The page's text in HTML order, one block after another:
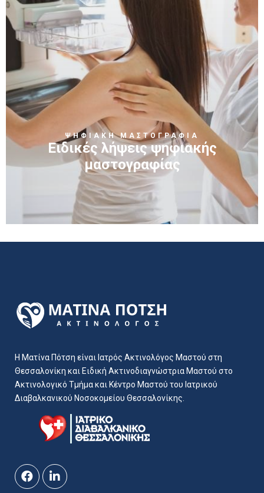
ΨΗΦΙΑΚΗ ΜΑΣΤΟΓΡΑΦΙΑ
Ειδικές λήψεις ψηφιακής
μαστογραφίας
Η Ματίνα Πότση είναι Ιατρός Ακτινολόγος Μαστού στη
Θεσσαλονίκη και Ειδική Ακτινοδιαγνώστρια Μαστού στο
Ακτινολογικό Τμήμα και Κέντρο Μαστού του Ιατρικού
Διαβαλκανικού Νοσοκομείου Θεσσαλονίκης.